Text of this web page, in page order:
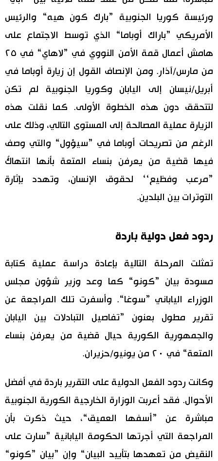
ورئيسة كوريا الجنوبية ”بارك كون هيه“ والرئيس
الأمريكي ”باراك أوباما“ الذي توسط الاجتماع على
هامش أعمال قمة الأمن النووي في ”لاهاي“ في ٢٥
من مارس/آذار. ومن الإنصاف القول إن زيارة أوباما في
أبريل/نيسان إلى اليابان وكوريا الجنوبية لم تكن
لتتحقق دون هذه الخطوة الأولى. كما نقلت هذه
الزيارة عملية المصالحة إلى المستوى التالي، وذلك على
الرغم من تصريحات أوباما في ”سيؤول“ والتي وصف
فيها قضية من يعرفن بنساء المتعة بأنها انتهاكٌ
”مرعب وفظيع‘‘ لحقوق الإنسان، وتهدد بإثارة
التوترات بين البلدين.
ردود فعل دولية باردة
تمثلت المرحلة التالية بإعادة دراسة عملية كتابة
مسودة بيان ”كونو“ كما وعد وزير شؤون مجلس
الوزراء الياباني ”سوغا“. وأسفرت تلك المراجعة عن
تقرير مطول بعنون ”تفاصيل التبادلات بين اليابان
والجمهورية الكورية حيال قضية من يعرفن بنساء
المتعة“ في ٢٠ من يونيو/حزيران.
وكانت ردود الفعل الدولية على التقرير باردة في أفضل
الأحوال. فقد أعربت الوزارة الخارجية الكورية الجنوبية
مباشرة عن ”أسفها العميق“، حيث ذكرت بأن
المراجعة التي أجرتها الحكومة اليابانية ”سارت على
النقيض من تعهدها بتأييد البيان“ وإن ”بيان ”كونو“